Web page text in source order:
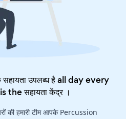
उपलब्ध है all day every
theसहायता केंद्र।
की हमारी टीम आपके Percussion